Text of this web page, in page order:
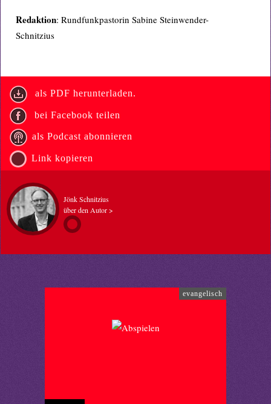
Redaktion: Rundfunkpastorin Sabine Steinwender-
Schnitzius
als PDF herunterladen.
bei Facebook teilen
als Podcast abonnieren
Link kopieren
Jönk Schnitzius
über den Autor >
evangelisch